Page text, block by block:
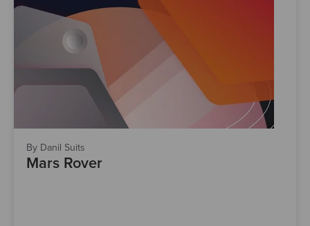
By Danil Suits
Mars Rover